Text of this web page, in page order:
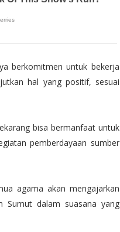
berkomitmen untuk bekerja
hal yang positif, sesuai
bisa bermanfaat untuk
pemberdayaan sumber
agama akan mengajarkan
Sumut dalam suasana yang